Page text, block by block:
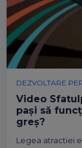
DEZVOLTARE
Video
pași să
greș?
Legea atractiei